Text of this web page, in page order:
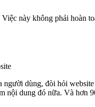
này không phải hoàn
dùng, đòi hỏi
nội dung đó nữa. Và